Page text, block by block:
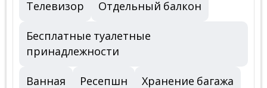
Телевизор Отдельный балкон
Бесплатные туалетные
принадлежности
Ванная Ресепшн Хранение багажа